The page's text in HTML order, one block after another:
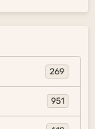
269
951